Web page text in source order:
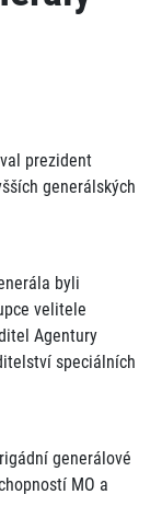
prezident
generálských
byli
velitele
Agentury
speciálních
generálové
MO a